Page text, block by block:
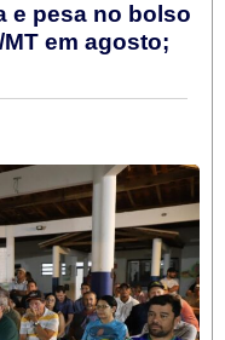
e pesa no bolso
em agosto;